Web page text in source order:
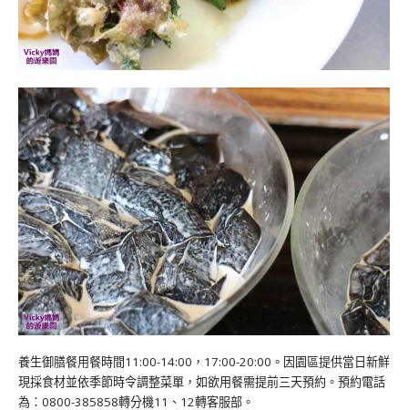
養生御膳餐用餐時間11:00-14:00，17:00-20:00。因園區提供當日新鮮
現採食材並依季節時令調整菜單，如欲用餐需提前三天預約。預約電話
為：0800-385858轉分機11、12轉客服部。